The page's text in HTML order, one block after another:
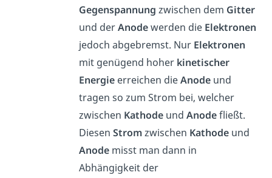
Gegenspannung zwischen dem Gitter
und derAnodewerden die Elektronen
jedoch abgebremst. Nur Elektronen
mit genügend hoher kinetischer
Energie erreichen dieAnode und
tragen so zum Strom bei, welcher
zwischen Kathode undAnodefließt.
DiesenStromzwischen Kathode und
Anode misst man dann in
Abhängigkeit der